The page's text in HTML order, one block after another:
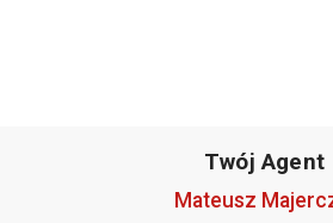
Twój Agent
Mateusz